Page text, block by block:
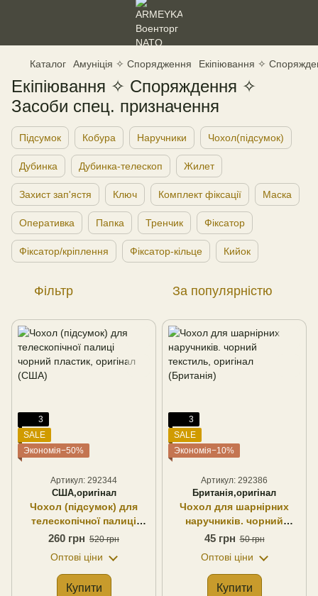
Каталог Амуніція ✧ Спорядження Екіпіювання ✧
Екіпіювання ✧ Споряждення ✧
Засоби спец. призначення
Підсумок Кобура Наручники Чохол(підсумок)
Дубинка Дубинка-телескоп Жилет
Захист зап'ястя Ключ Комплект фіксації Маска
Оперативка Папка Тренчик Фіксатор
Фіксатор/кріплення Фіксатор-кільце Кийок
Фільтр За популярністю
3
SALE
Экономія−50%
Артикул: 292344
США,оригінал
Чохол (підсумок) для
телескопічної палиці
чорний пластик, оригінал
260 грн 520 грн
Оптові ціни
Купити
3
SALE
Экономія−10%
Артикул: 292386
Британія,оригінал
Чохол для шарнірних
наручників. чорний
текстиль, оригінал
45 грн 50 грн
Оптові ціни
Купити